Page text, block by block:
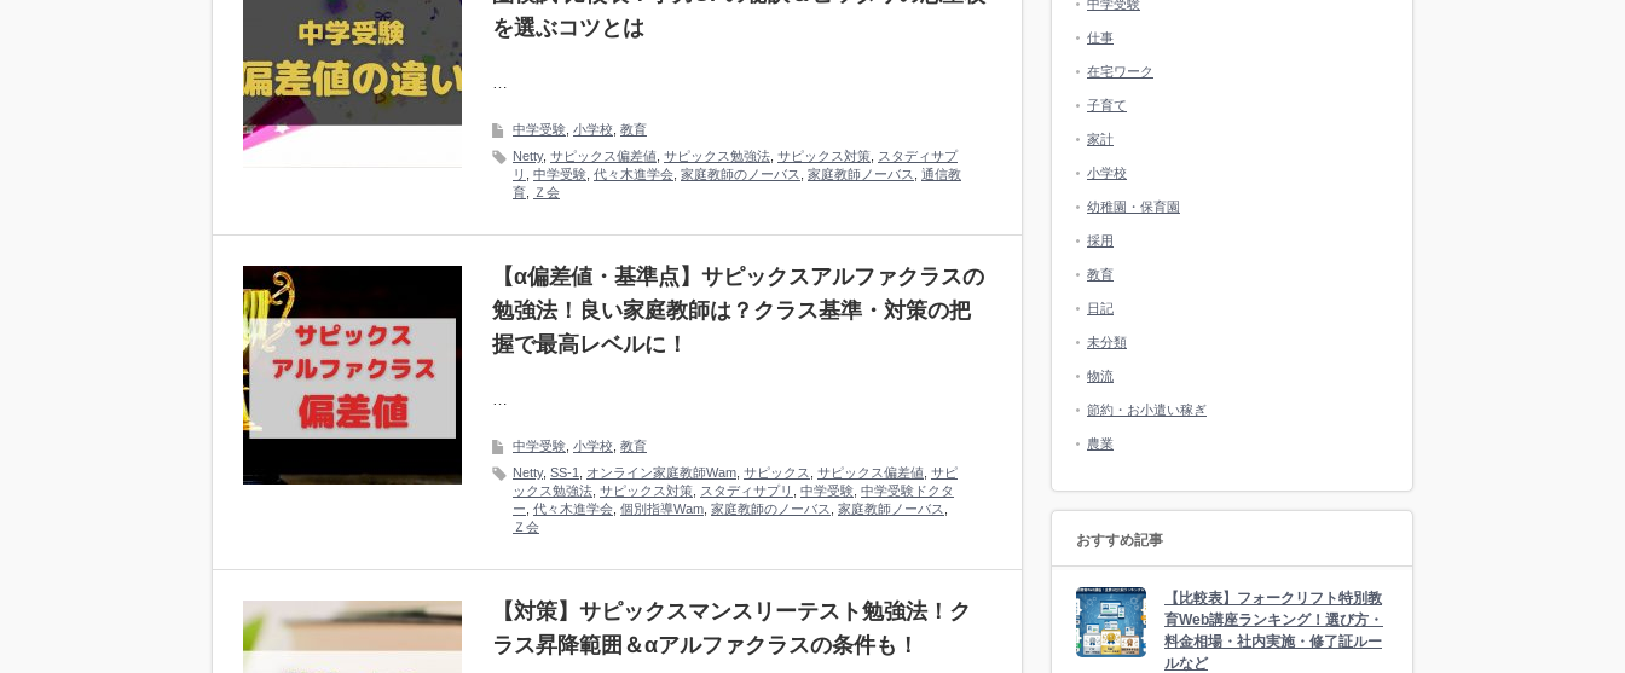
を選ぶコツとは
…
中学受験 小学校 教育
Netty, サピックス偏差値 サピックス勉強法 サピックス対策 スタディサプ
リ
中学受験 代々木進学会 家庭教師のノーバス 家庭教師ノーバス
通信教
育
Ｚ会
【α偏差値・基準点】サピックスアルファクラスの
勉強法！良い家庭教師は？クラス基準・対策の把
握で最高レベルに！
…
中学受験 小学校 教育
Netty, SS-1 オンライン家庭教師Wam サピックス サピックス偏差値 サピ
ックス勉強法 サピックス対策 スタディサプリ 中学受験 中学受験ドクタ
ー 代々木進学会 個別指導Wam 家庭教師のノーバス 家庭教師ノーバス
Ｚ会
【対策】サピックスマンスリーテスト勉強法！ク
ラス昇降範囲＆αアルファクラスの条件も！
中学受験
仕事
在宅ワーク
子育て
家計
小学校
幼稚園・保育園
採用
教育
日記
未分類
物流
節約・お小遣い稼ぎ
農業
おすすめ記事
【比較表】フォークリフト特別教
育Web講座ランキング！選び方・
料金相場・社内実施・修了証ルー
ルなど